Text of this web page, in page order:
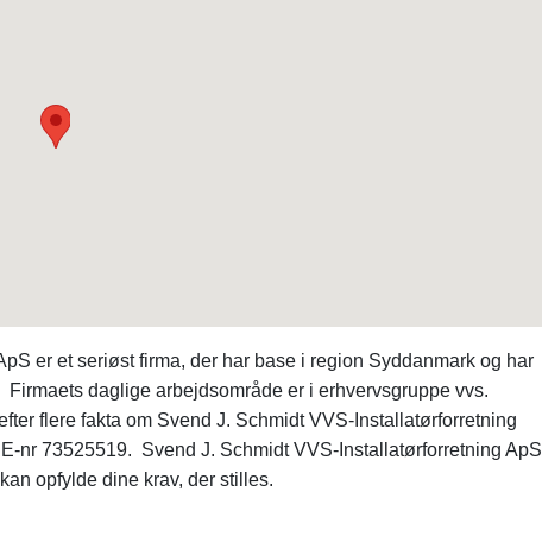
er et seriøst firma, der har base i region Syddanmark og har
daglige arbejdsområde er i erhvervsgruppe vvs.
flere fakta om Svend J. Schmidt VVS-Installatørforretning
nr 73525519. Svend J. Schmidt VVS-Installatørforretning ApS
opfylde dine krav, der stilles.